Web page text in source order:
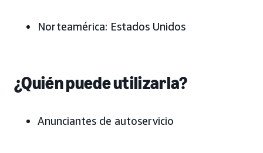
Norteamérica: Estados Unidos
¿Quién puede utilizarla?
Anunciantes de autoservicio